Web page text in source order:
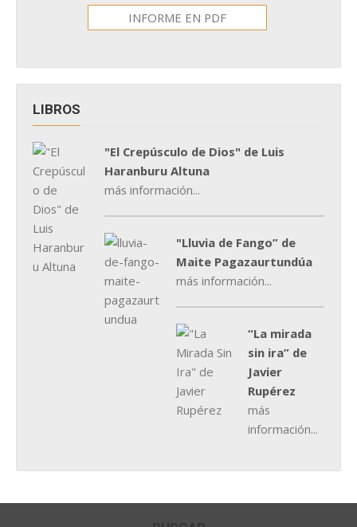
INFORME EN PDF
LIBROS
"El Crepúsculo de Dios" de Luis
Haranburu Altuna
más información...
"Lluvia de Fango” de
Maite Pagazaurtundúa
más información...
“La mirada
sin ira” de
Javier
Rupérez
más
información...